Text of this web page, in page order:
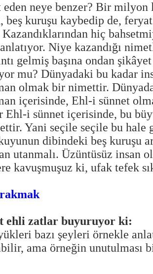
eden neye benzer? Bir milyon
beş kuruşu kaybedip de,
Kazandıklarından hiç
Niye kazandığı
gelmiş başına ondan
mu? Dünyadaki bu kadar
olmak bir nimettir.
içerisinde, Ehl-i sünnet
Ehl-i sünnet içerisinde, bu
Yani seçile seçile bu hale
dibindeki beş kuruşu
utanmalı. Üzüntüsüz insan
kavuşmuşuz ki, ufak tefek
ehli zatlar buyuruyor ki:
bazı şeyleri örnekle
ama örneğin unutulması